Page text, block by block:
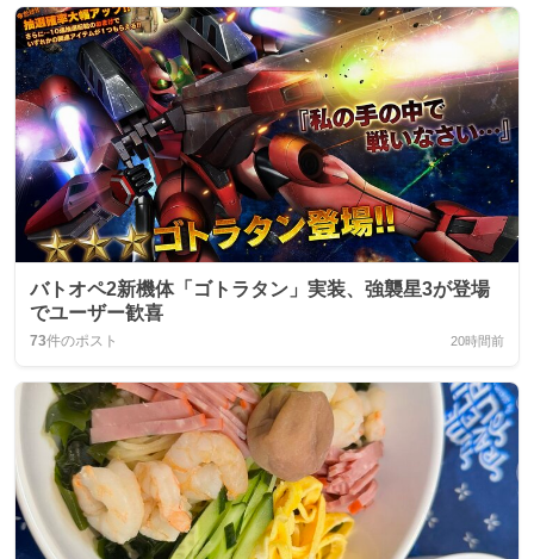
バトオペ2新機体「ゴトラタン」実装、強襲星3が登場
でユーザー歓喜
73件のポスト 20時間前